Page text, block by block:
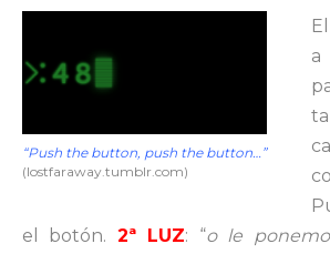
“Push the button, push the button…”
(lostfaraway.tumblr.com)
el botón. 2ª LUZ: “o le